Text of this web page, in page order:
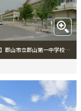
【中学校】郡山市立郡山第一中学校まで2718m 郡山市立郡山第一中学校